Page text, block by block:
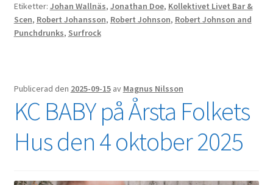
Etiketter: Johan Wallnäs, Jonathan Doe, Kollektivet Livet Bar &
Scen, Robert Johansson, Robert Johnson, Robert Johnson and
Punchdrunks, Surfrock
Publicerad den 2025-09-15 av Magnus Nilsson
KC BABY på Årsta Folkets
Hus den 4 oktober 2025